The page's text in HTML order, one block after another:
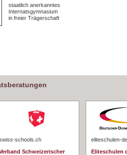
staatlich anerkanntes
Internatsgymnasium
in freier Trägerschaft
schools.ch
Schweizerischer
eliteschulen-
Eliteschulen